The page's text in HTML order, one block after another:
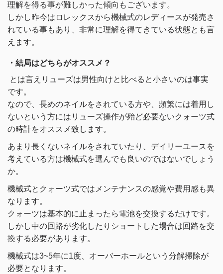
理解を得る事が難しかった傾向もございます。
しかし昨今はロレックスから機械式のレディースが発売さ
れている事もあり、非常に理解を得てきている状態とも言
えます。
・結局はどちらがオススメ？
とは言えリューズは男性向けと比べると小さいのは事実
です。
なので、長めのネイルをされている方や、頻繁には着用し
ないという方にはリューズ操作が殆ど必要ないクォーツ式
の時計をオススメ致します。
あまり長くないネイルをされていたり、デイリーユースを
考えている方は機械式を選んでも良いのではないでしょう
か。
機械式とクォーツ式ではメンテナンスの感覚や費用感も異
なります。
クォーツは基本的に止まったら電池を交換するだけです。
しかし中の回路が劣化したりショートした場合は回路を交
換する必要があります。
機械式は3~5年に1度、オーバーホールという分解掃除が
必要となります。